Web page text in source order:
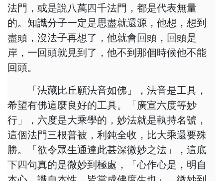
法門，或是說八萬四千法門，都是代表無量
的。知識分子一定是思盡就還源，他想，想到
盡頭，沒法子再想了，他就會回頭，回頭是
岸，一回頭就見到了，他不到那個時候他不能
回頭。
「法藏比丘願法音如佛」，法音是工具，
希望有佛這麼良好的工具。「廣宣六度等妙
行」，六度是大乘學的，妙法就是執持名號，
這個法門三根普被，利鈍全收，比大乘還要殊
勝。「欲令眾生通達此甚深微妙之法」，這底
下四句真的是微妙到極處，「心作心是，明自